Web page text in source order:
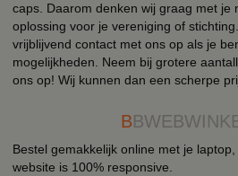
caps. Daarom denken wij graag met je
oplossing voor je vereniging of
vrijblijvend contact met ons op als je
mogelijkheden. Neem bij grotere
ons op! Wij kunnen dan een scherpe
B
Bestel gemakkelijk online met je
website is 100% responsive.